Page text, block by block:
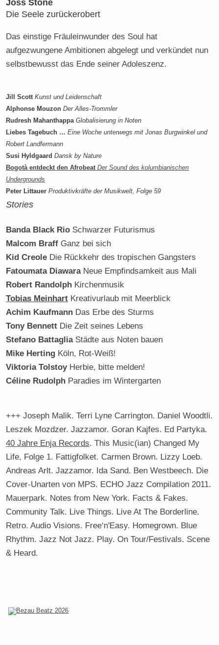
Joss Stone
Die Seele zurückerobert
Das einstige Fräuleinwunder des Soul hat
aufgezwungene Ambitionen abgelegt und verkündet nun
selbstbewusst das Ende seiner Adoleszenz.
Jill ScottKunst und Leidenschaft
Alphonse Mouzon Der Alles-Trommler
Rudresh MahanthappaGlobalisierung in Noten
Liebes Tagebuch … Eine Woche unterwegs mit Jonas Burgwinkel und
Robert Landfermann
Susi Hyldgaard Dansk by Nature
Bogotà entdeckt den AfrobeatDer Sound des kolumbianischen
Undergrounds
Peter Littauer Produktivkräfte der Musikwelt, Folge 59
Stories
Banda Black Rio Schwarzer Futurismus
Malcom Braff Ganz bei sich
Kid Creole Die Rückkehr des tropischen Gangsters
Fatoumata DiawaraNeue Empfindsamkeit aus Mali
Robert Randolph Kirchenmusik
Tobias Meinhart Kreativurlaub mit Meerblick
Achim Kaufmann Das Erbe des Sturms
Tony Bennett Die Zeit seines Lebens
Stefano BattagliaStädte aus Noten bauen
Mike Herting Köln, Rot-Weiß!
Viktoria TolstoyHerbie, bitte melden!
Céline Rudolph Paradies im Wintergarten
+++ Joseph Malik. Terri Lyne Carrington. Daniel Woodtli.
Leszek Mozdzer. Jazzamor. Goran Kajfes. Ed Partyka.
40 Jahre Enja Records. This Music(ian) Changed My
Life, Folge 1. Fattigfolket. Carmen Brown. Lizzy Loeb.
Andreas Arlt. Jazzamor. Ida Sand. Ben Westbeech. Die
Cover-Unarten von MPS. ECHO Jazz Compilation 2011.
Mauerpark. Notes from New York. Facts & Fakes.
Community Talk. Live Things. Live At The Borderline.
Retro. Audio Visions. Free‘n'Easy. Homegrown. Blue
Rhythm. Jazz Not Jazz. Play. On Tour/Festivals. Scene
& Heard.